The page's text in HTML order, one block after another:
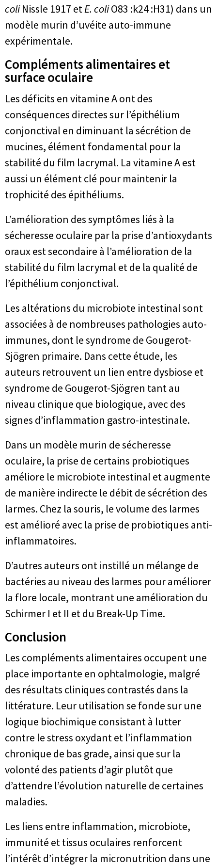
coliNissle 1917 etE. coliO83 :k24 :H31) dans un
modèle murin d’uvéite auto-immune
expérimentale.
Compléments alimentaires et
surface oculaire
Les déficits en vitamine A ont des
conséquences directes sur l’épithélium
conjonctival en diminuant la sécrétion de
mucines, élément fondamental pour la
stabilité du film lacrymal. La vitamine A est
aussi un élément clé pour maintenir la
trophicité des épithéliums.
L’amélioration des symptômes liés à la
sécheresse oculaire par la prise d’antioxydants
oraux est secondaire à l’amélioration de la
stabilité du film lacrymal et de la qualité de
l’épithélium conjonctival.
Les altérations du microbiote intestinal sont
associées à de nombreuses pathologies auto-
immunes, dont le syndrome de Gougerot-
Sjögren primaire. Dans cette étude, les
auteurs retrouvent un lien entre dysbiose et
syndrome de Gougerot-Sjögren tant au
niveau clinique que biologique, avec des
signes d’inflammation gastro-intestinale.
Dans un modèle murin de sécheresse
oculaire, la prise de certains probiotiques
améliore le microbiote intestinal et augmente
de manière indirecte le débit de sécrétion des
larmes. Chez la souris, le volume des larmes
est amélioré avec la prise de probiotiques anti-
inflammatoires.
D’autres auteurs ont instillé un mélange de
bactéries au niveau des larmes pour améliorer
la flore locale, montrant une amélioration du
Schirmer I et II et du Break-Up Time.
Conclusion
Les compléments alimentaires occupent une
place importante en ophtalmologie, malgré
des résultats cliniques contrastés dans la
littérature. Leur utilisation se fonde sur une
logique biochimique consistant à lutter
contre le stress oxydant et l’inflammation
chronique de bas grade, ainsi que sur la
volonté des patients d’agir plutôt que
d’attendre l’évolution naturelle de certaines
maladies.
Les liens entre inflammation, microbiote,
immunité et tissus oculaires renforcent
l’intérêt d’intégrer la micronutrition dans une